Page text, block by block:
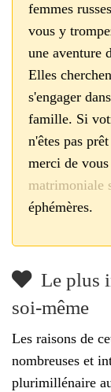
femmes
vous y
une aventure
Elles
s'engager
famille. Si
n'êtes pas
merci de
matrimoniale
éphémères.
Le plus
soi-même
Les raisons de
nombreuses et
plurimillénaire